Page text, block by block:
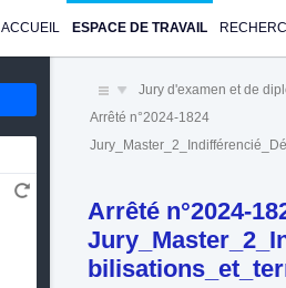
ACCUEIL ESPACE DE TRAVAIL
Jury d'examen et de
Arrêté n°2024-1824
Arrêté n°2024-